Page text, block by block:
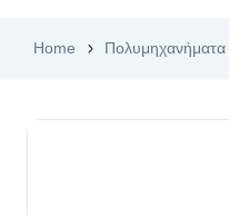
Home Πολυμηχανήματα